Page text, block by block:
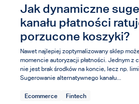
Jak dynamiczne
kanału płatności
porzucone koszyki?
Nawet najlepiej zoptymalizowany sklep
momencie autoryzacji płatności. Jednym z
nie jest brak środków na koncie, lecz np.
Sugerowanie alternatywnego kanału...
Ecommerce Fintech